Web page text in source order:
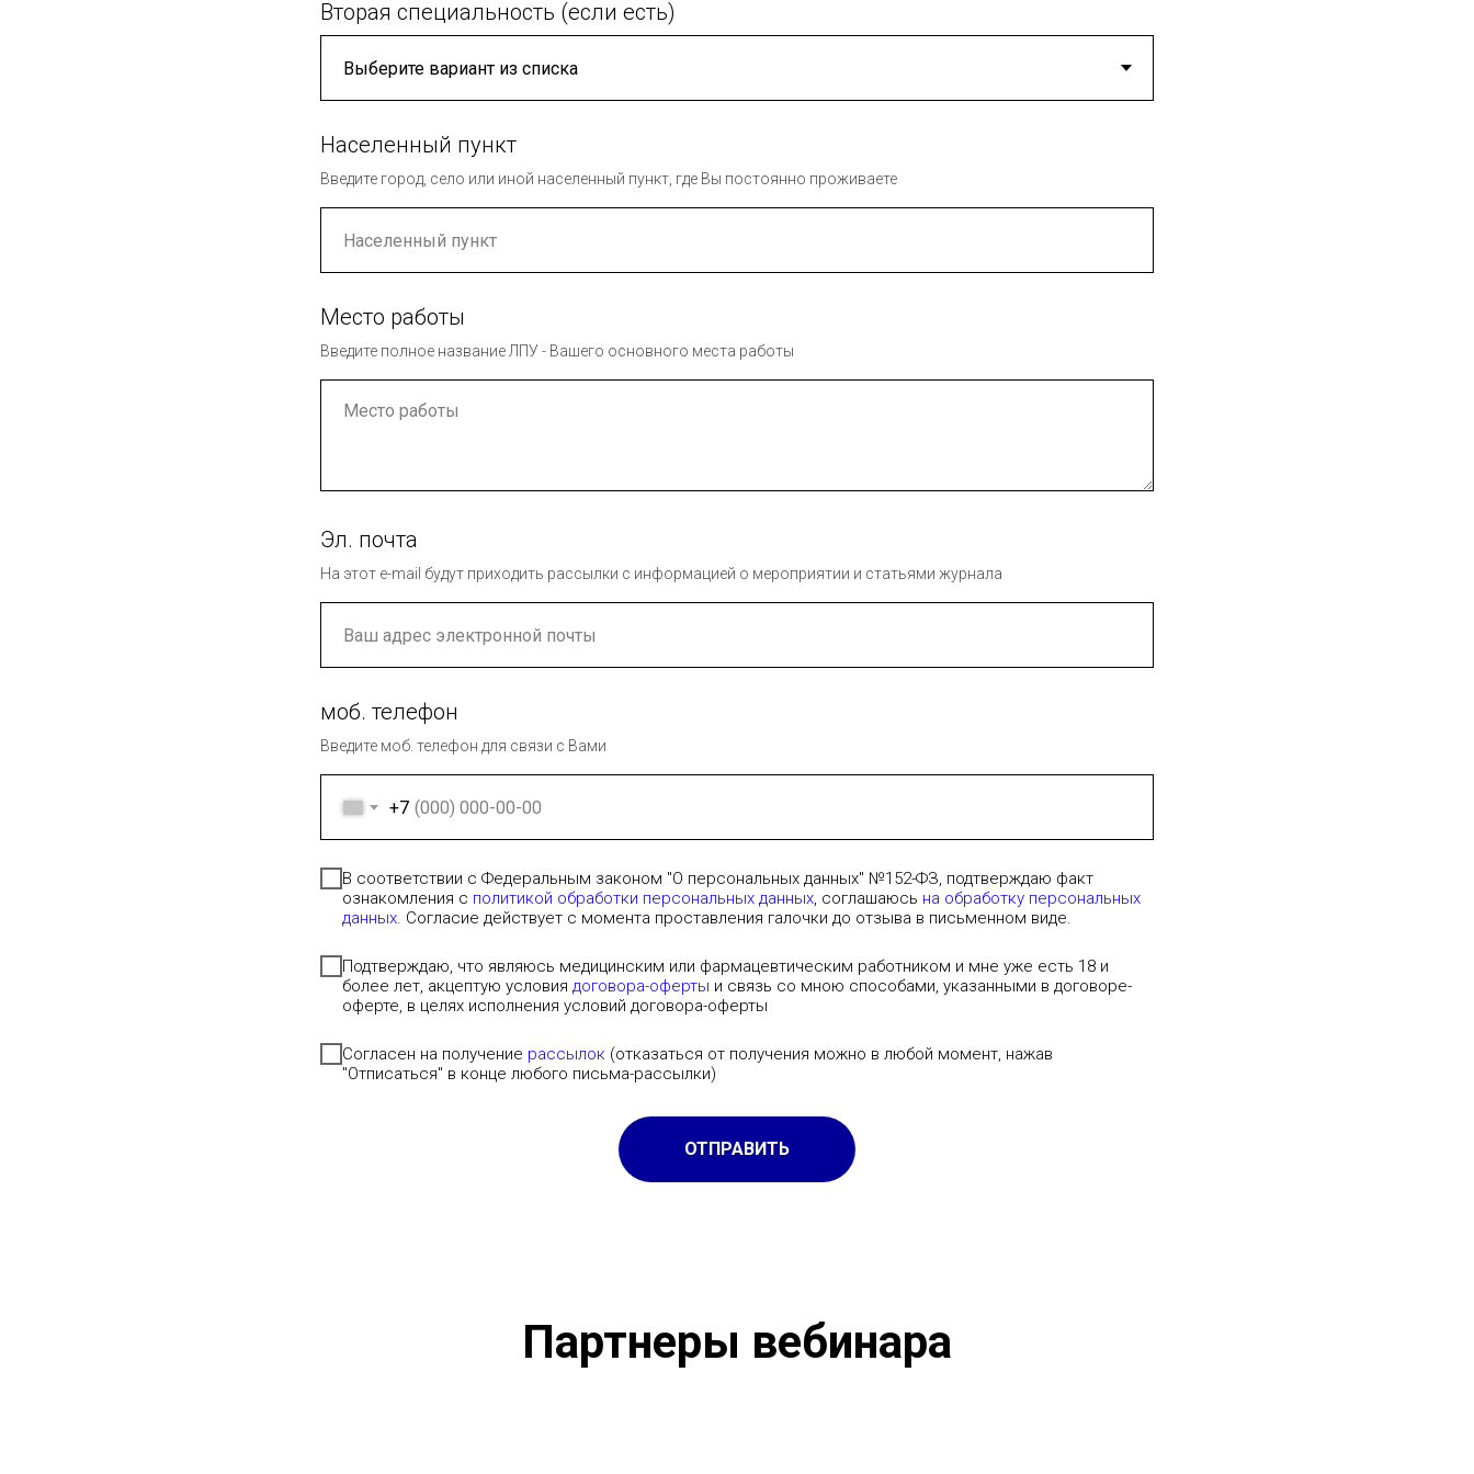
Вторая специальность (если есть)
Населенный пункт
Введите город, село или иной населенный пункт, где Вы постоянно проживаете
Место работы
Введите полное название ЛПУ - Вашего основного места работы
Эл. почта
На этот e-mail будут приходить рассылки с информацией о мероприятии и статьями журнала
моб. телефон
Введите моб. телефон для связи с Вами
+7
В соответствии с Федеральным законом "О персональных данных" №152-ФЗ, подтверждаю факт
ознакомления с политикой обработки персональных данных, соглашаюсь на обработку персональных
данных. Согласие действует с момента проставления галочки до отзыва в письменном виде.
Подтверждаю, что являюсь медицинским или фармацевтическим работником и мне уже есть 18 и
более лет, акцептую условия договора-оферты и связь со мною способами, указанными в договоре-
оферте, в целях исполнения условий договора-оферты
Согласен на получение рассылок (отказаться от получения можно в любой момент, нажав
"Отписаться" в конце любого письма-рассылки)
ОТПРАВИТЬ
Партнеры вебинара